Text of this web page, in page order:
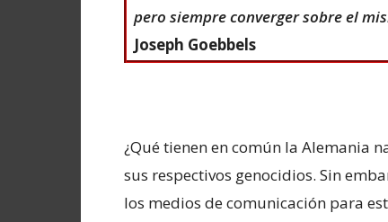
pero siempre converger sobre el
Joseph Goebbels
¿Qué tienen en común la Alemania
sus respectivos genocidios. Sin
los medios de comunicación para